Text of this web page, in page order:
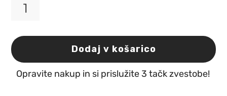
pritlikave
hrčke
Vitakraft
Emotion
Beauty
Dodaj v košarico
Opravite nakup in si prislužite 3 tačk zvestobe!